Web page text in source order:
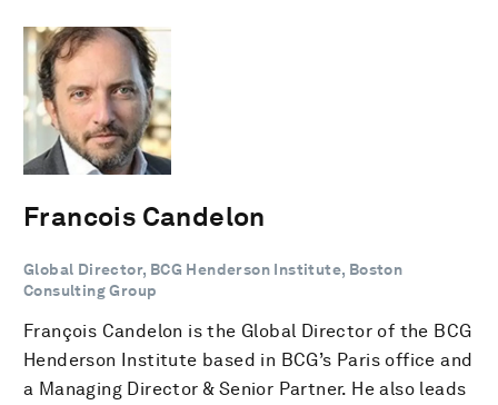
Francois Candelon
Global Director, BCG Henderson Institute, Boston
Consulting Group
François Candelon is the Global Director of the BCG
Henderson Institute based in BCG’s Paris office and
a Managing Director & Senior Partner. He also leads